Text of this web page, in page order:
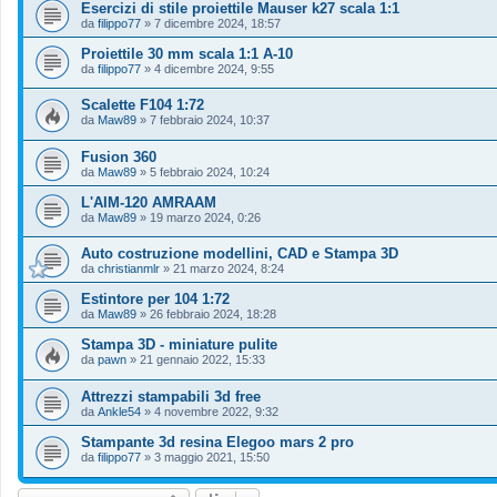
Esercizi di stile proiettile Mauser k27 scala 1:1
da filippo77 » 7 dicembre 2024, 18:57
Proiettile 30 mm scala 1:1 A-10
da filippo77 » 4 dicembre 2024, 9:55
Scalette F104 1:72
da Maw89 » 7 febbraio 2024, 10:37
Fusion 360
da Maw89 » 5 febbraio 2024, 10:24
L'AIM-120 AMRAAM
da Maw89 » 19 marzo 2024, 0:26
Auto costruzione modellini, CAD e Stampa 3D
da christianmlr » 21 marzo 2024, 8:24
Estintore per 104 1:72
da Maw89 » 26 febbraio 2024, 18:28
Stampa 3D - miniature pulite
da pawn » 21 gennaio 2022, 15:33
Attrezzi stampabili 3d free
da Ankle54 » 4 novembre 2022, 9:32
Stampante 3d resina Elegoo mars 2 pro
da filippo77 » 3 maggio 2021, 15:50